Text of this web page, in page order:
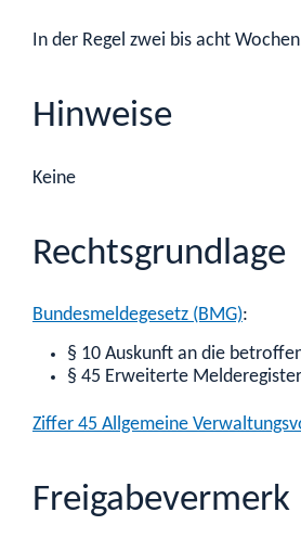
In der Regel zwei bis acht
Hinweise
Keine
Rechtsgrundlage
Bundesmeldegesetz (BMG):
§ 10 Auskunft an die
§ 45 Erweiterte
Ziffer 45 Allgemeine
Freigabevermerk